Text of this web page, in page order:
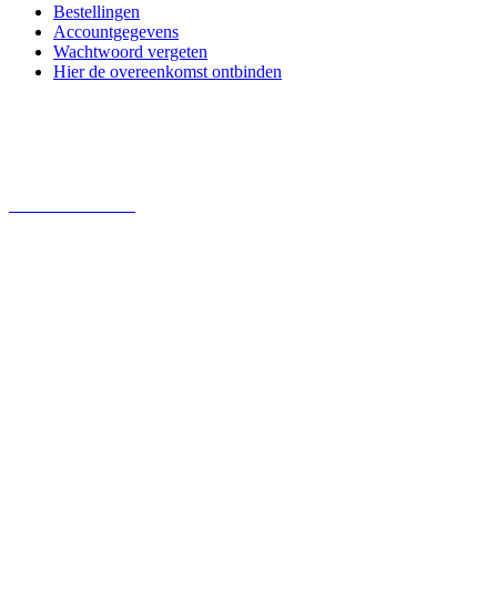
Bestellingen
Accountgegevens
Wachtwoord vergeten
Hier de overeenkomst ontbinden